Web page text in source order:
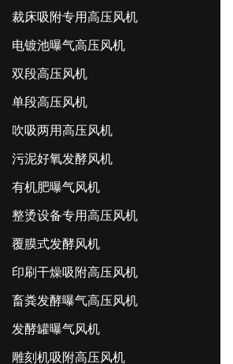
裁床吸附专用高压风机
电镀池曝气高压风机
双段高压风机
单段高压风机
吹吸两用高压风机
污泥好氧发酵风机
有机肥曝气风机
整烫设备专用高压风机
覆膜式发酵风机
印刷干燥吸附高压风机
畜粪发酵曝气高压风机
发酵罐曝气风机
雕刻机吸附高压风机